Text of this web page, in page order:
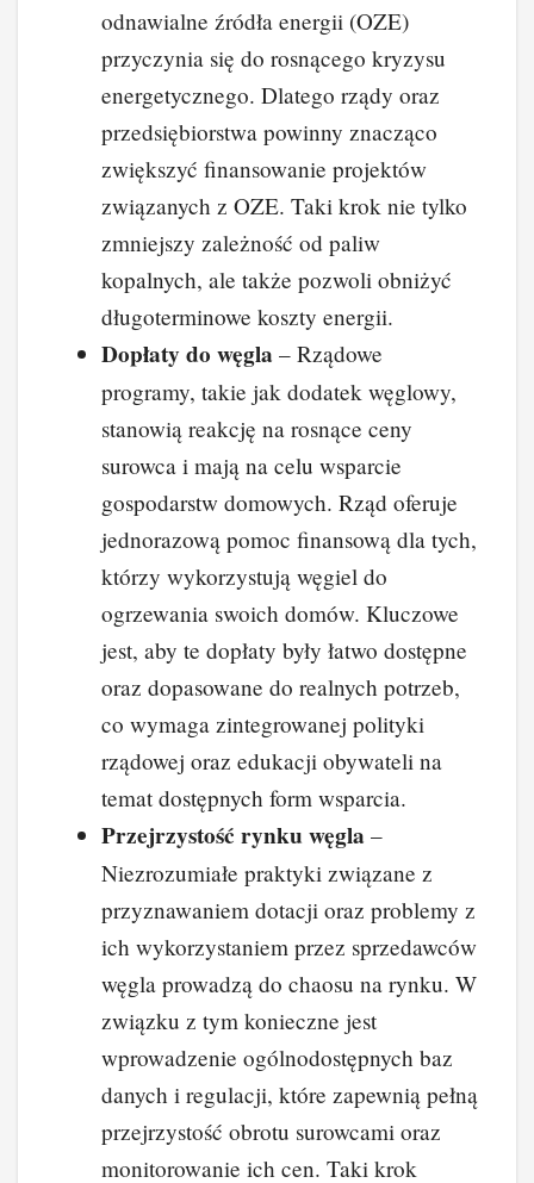
odnawialne źródła energii (OZE)
przyczynia się do rosnącego kryzysu
energetycznego. Dlatego rządy oraz
przedsiębiorstwa powinny znacząco
zwiększyć finansowanie projektów
związanych z OZE. Taki krok nie tylko
zmniejszy zależność od paliw
kopalnych, ale także pozwoli obniżyć
długoterminowe koszty energii.
Dopłaty do węgla – Rządowe
programy, takie jak dodatek węglowy,
stanowią reakcję na rosnące ceny
surowca i mają na celu wsparcie
gospodarstw domowych. Rząd oferuje
jednorazową pomoc finansową dla tych,
którzy wykorzystują węgiel do
ogrzewania swoich domów. Kluczowe
jest, aby te dopłaty były łatwo dostępne
oraz dopasowane do realnych potrzeb,
co wymaga zintegrowanej polityki
rządowej oraz edukacji obywateli na
temat dostępnych form wsparcia.
Przejrzystość rynku węgla –
Niezrozumiałe praktyki związane z
przyznawaniem dotacji oraz problemy z
ich wykorzystaniem przez sprzedawców
węgla prowadzą do chaosu na rynku. W
związku z tym konieczne jest
wprowadzenie ogólnodostępnych baz
danych i regulacji, które zapewnią pełną
przejrzystość obrotu surowcami oraz
monitorowanie ich cen. Taki krok